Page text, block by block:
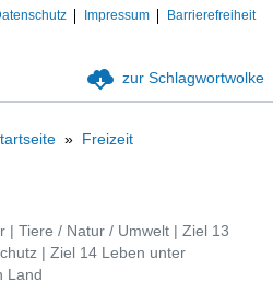
Impressum Barrierefreiheit
zur Schlagwortwolke
Freizeit
| Tiere / Natur / Umwelt | Ziel 13
| Ziel 14 Leben unter
Land